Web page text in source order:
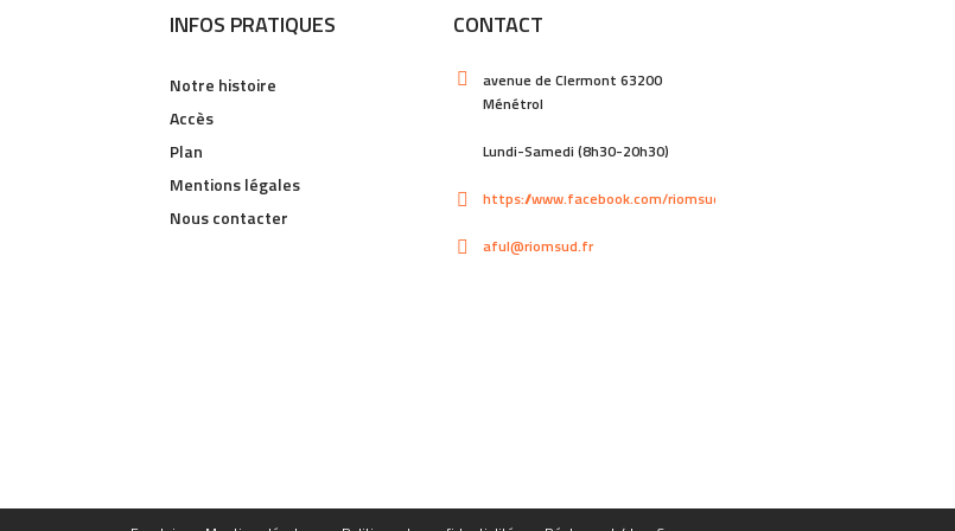
INFOS PRATIQUES
Notre histoire
Accès
Plan
Mentions légales
Nous contacter
CONTACT
avenue de Clermont 63200
Ménétrol
Lundi-Samedi (8h30-20h30)
https://www.facebook.com/riomsud
aful@riomsud.fr